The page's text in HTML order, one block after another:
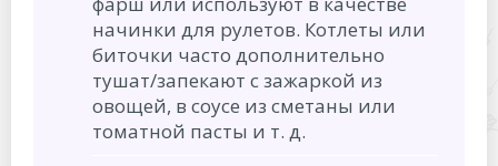
начинки для рулетов. Котлеты или
биточки часто дополнительно
тушат/запекают с зажаркой из
овощей, в соусе из сметаны или
томатной пасты и т. д.